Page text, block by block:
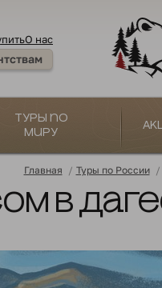
О нас
Туры по
миру
Главная / Туры по России /
в